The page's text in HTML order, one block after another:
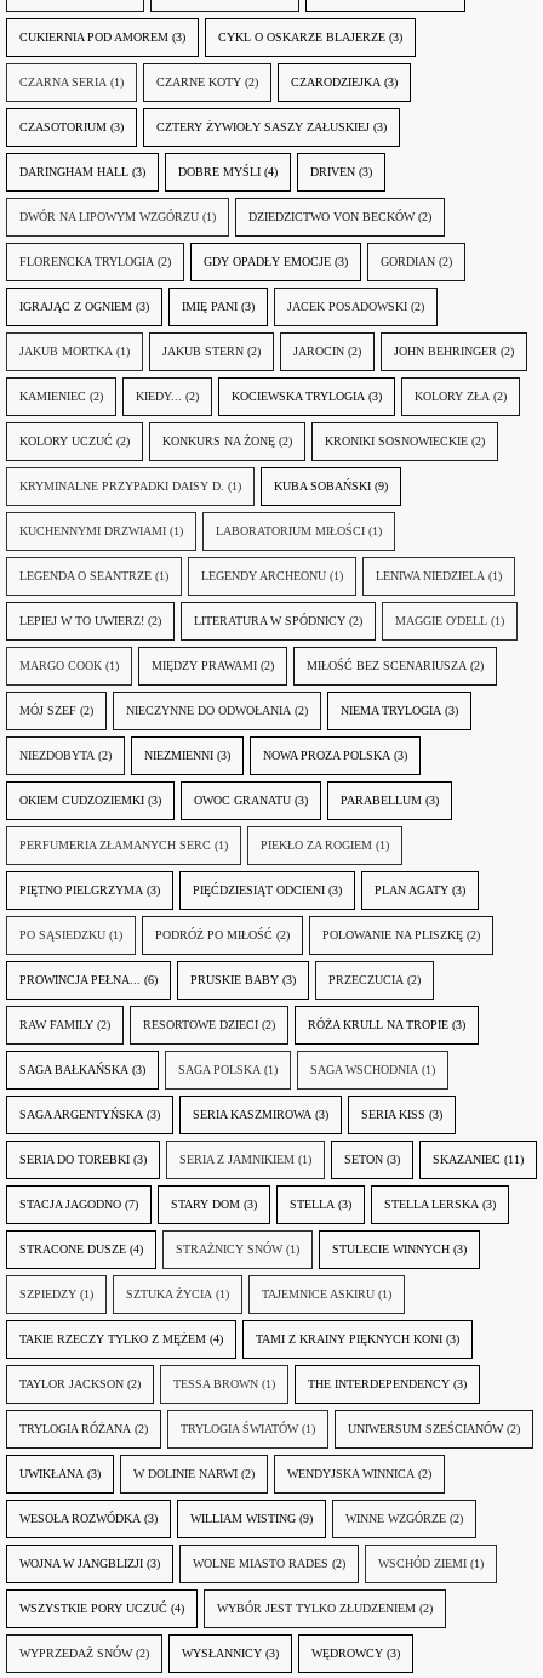
CUKIERNIA POD AMOREM (3) CYKL O OSKARZE BLAJERZE (3)
CZARNA SERIA (1) CZARNE KOTY (2) CZARODZIEJKA (3)
CZASOTORIUM (3) CZTERY ŻYWIOŁY SASZY ZAŁUSKIEJ (3)
DARINGHAM HALL (3) DOBRE MYŚLI (4) DRIVEN (3)
DWÓR NA LIPOWYM WZGÓRZU (1) DZIEDZICTWO VON BECKÓW (2)
FLORENCKA TRYLOGIA (2) GDY OPADŁY EMOCJE (3) GORDIAN (2)
IGRAJĄC Z OGNIEM (3) IMIĘ PANI (3) JACEK POSADOWSKI (2)
JAKUB MORTKA (1) JAKUB STERN (2) JAROCIN (2) JOHN BEHRINGER (2)
KAMIENIEC (2) KIEDY... (2) KOCIEWSKA TRYLOGIA (3) KOLORY ZŁA (2)
KOLORY UCZUĆ (2) KONKURS NA ŻONĘ (2) KRONIKI SOSNOWIECKIE (2)
KRYMINALNE PRZYPADKI DAISY D. (1) KUBA SOBAŃSKI (9)
KUCHENNYMI DRZWIAMI (1) LABORATORIUM MIŁOŚCI (1)
LEGENDA O SEANTRZE (1) LEGENDY ARCHEONU (1) LENIWA NIEDZIELA (1)
LEPIEJ W TO UWIERZ! (2) LITERATURA W SPÓDNICY (2) MAGGIE O'DELL (1)
MARGO COOK (1) MIĘDZY PRAWAMI (2) MIŁOŚĆ BEZ SCENARIUSZA (2)
MÓJ SZEF (2) NIECZYNNE DO ODWOŁANIA (2) NIEMA TRYLOGIA (3)
NIEZDOBYTA (2) NIEZMIENNI (3) NOWA PROZA POLSKA (3)
OKIEM CUDZOZIEMKI (3) OWOC GRANATU (3) PARABELLUM (3)
PERFUMERIA ZŁAMANYCH SERC (1) PIEKŁO ZA ROGIEM (1)
PIĘTNO PIELGRZYMA (3) PIĘĆDZIESIĄT ODCIENI (3) PLAN AGATY (3)
PO SĄSIEDZKU (1) PODRÓŻ PO MIŁOŚĆ (2) POLOWANIE NA PLISZKĘ (2)
PROWINCJA PEŁNA... (6) PRUSKIE BABY (3) PRZECZUCIA (2)
RAW FAMILY (2) RESORTOWE DZIECI (2) RÓŻA KRULL NA TROPIE (3)
SAGA BAŁKAŃSKA (3) SAGA POLSKA (1) SAGA WSCHODNIA (1)
SAGA ARGENTYŃSKA (3) SERIA KASZMIROWA (3) SERIA KISS (3)
SERIA DO TOREBKI (3) SERIA Z JAMNIKIEM (1) SETON (3) SKAZANIEC (11)
STACJA JAGODNO (7) STARY DOM (3) STELLA (3) STELLA LERSKA (3)
STRACONE DUSZE (4) STRAŻNICY SNÓW (1) STULECIE WINNYCH (3)
SZPIEDZY (1) SZTUKA ŻYCIA (1) TAJEMNICE ASKIRU (1)
TAKIE RZECZY TYLKO Z MĘŻEM (4) TAMI Z KRAINY PIĘKNYCH KONI (3)
TAYLOR JACKSON (2) TESSA BROWN (1) THE INTERDEPENDENCY (3)
TRYLOGIA RÓŻANA (2) TRYLOGIA ŚWIATÓW (1) UNIWERSUM SZEŚCIANÓW (2)
UWIKŁANA (3) W DOLINIE NARWI (2) WENDYJSKA WINNICA (2)
WESOŁA ROZWÓDKA (3) WILLIAM WISTING (9) WINNE WZGÓRZE (2)
WOJNA W JANGBLIZJI (3) WOLNE MIASTO RADES (2) WSCHÓD ZIEMI (1)
WSZYSTKIE PORY UCZUĆ (4) WYBÓR JEST TYLKO ZŁUDZENIEM (2)
WYPRZEDAŻ SNÓW (2) WYSŁANNICY (3) WĘDROWCY (3)